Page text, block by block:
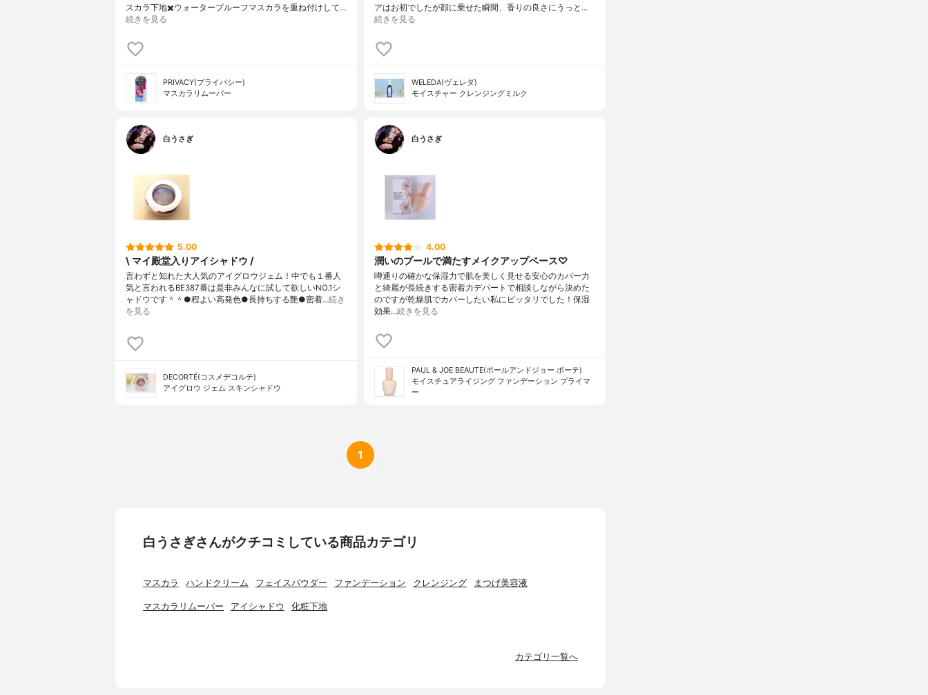
スカラ下地✖️ウォータープルーフマスカラを重ね付けして…
続きを見る
PRIVACY(プライバシー)
マスカラリムーバー
アはお初でしたが顔に乗せた瞬間、香りの良さにうっと…
続きを見る
WELEDA(ヴェレダ)
モイスチャー クレンジングミルク
白うさぎ
5.00
\ マイ殿堂入りアイシャドウ /
言わずと知れた大人気のアイグロウジェム！中でも１番人
気と言われるBE387番は是非みんなに試して欲しいNO.1シ
ャドウです＾＾●程よい高発色●長持ちする艶●密着…続き
を見る
DECORTÉ(コスメデコルテ)
アイグロウ ジェム スキンシャドウ
白うさぎ
4.00
潤いのプールで満たすメイクアップベース♡
噂通りの確かな保湿力で肌を美しく見せる安心のカバー力
と綺麗が長続きする密着力デパートで相談しながら決めた
のですが乾燥肌でカバーしたい私にピッタリでした！保湿
効果…続きを見る
PAUL & JOE BEAUTE(ポールアンドジョー ボーテ)
モイスチュアライジング ファンデーション プライマ
ー
1
白うさぎさんがクチコミしている商品カテゴリ
マスカラ ハンドクリーム フェイスパウダー ファンデーション クレンジング まつげ美容液
マスカラリムーバー アイシャドウ 化粧下地
カテゴリ一覧へ